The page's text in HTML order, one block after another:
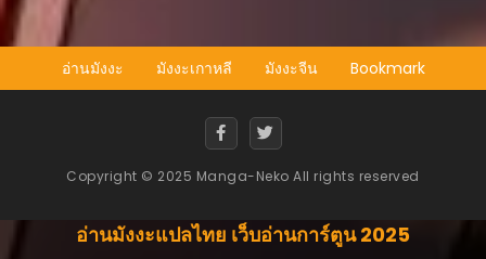
อ่านมังงะ มังงะเกาหลี มังงะจีน Bookmark
Copyright © 2025 Manga-Neko All rights reserved
อ่านมังงะแปลไทย เว็บอ่านการ์ตูน 2025